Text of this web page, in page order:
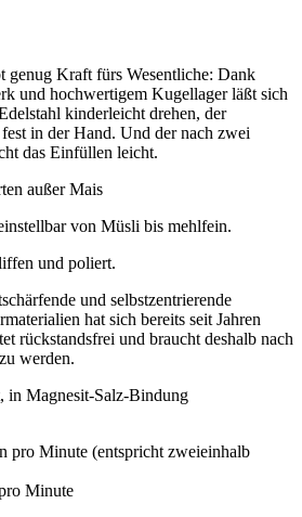
genug Kraft fürs Wesentliche: Dank
und hochwertigem Kugellager läßt sich
kinderleicht drehen, der
in der Hand. Und der nach zwei
das Einfüllen leicht.
außer Mais
von Müsli bis mehlfein.
und poliert.
und selbstzentrierende
hat sich bereits seit Jahren
rückstandsfrei und braucht deshalb nach
werden.
in Magnesit-Salz-Bindung
pro Minute (entspricht zweieinhalb
Minute